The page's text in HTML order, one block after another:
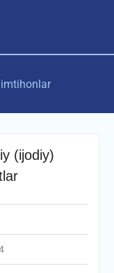
imtihonlar
(ijodiy)